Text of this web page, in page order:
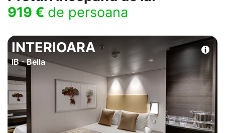
919 € de persoana
INTERIOARA
IB - Bella